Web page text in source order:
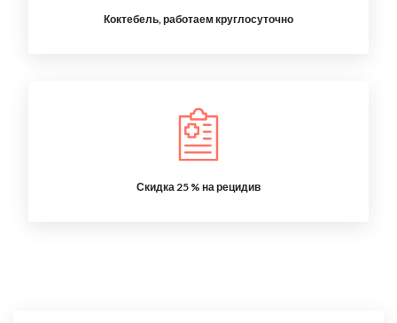
Коктебель, работаем круглосуточно
Скидка 25 % на рецидив